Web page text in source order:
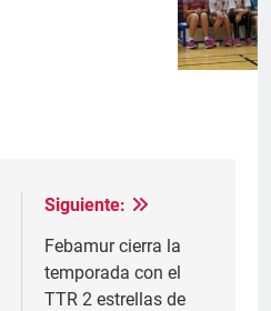
Siguiente:
Febamur cierra la
temporada con el
TTR 2 estrellas de